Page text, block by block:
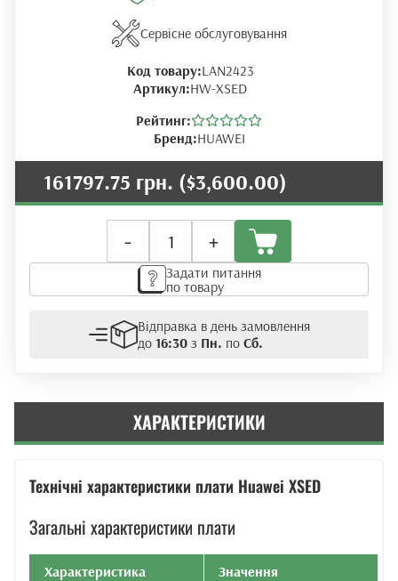
Сервісне обслуговування
Код товару:LAN2423
Артикул:HW-XSED
Рейтинг:
Бренд:HUAWEI
161797.75 грн. ($3,600.00)
-
розширення
OLT
Huawei
XSED
C+
(XGS-
портів)
кількість
+
Задати питання
по товару
Відправка в день замовлення
до 16:30з Пн. по Сб.
ХАРАКТЕРИСТИКИ
Технічні характеристики плати Huawei XSED
Загальні характеристики плати
Характеристика
Значення